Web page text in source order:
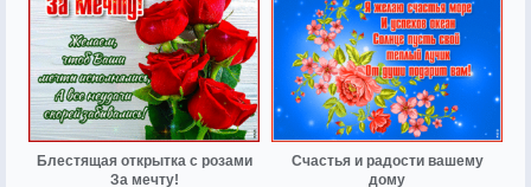
Блестящая открытка с розами
За мечту!
Счастья и радости вашему
дому